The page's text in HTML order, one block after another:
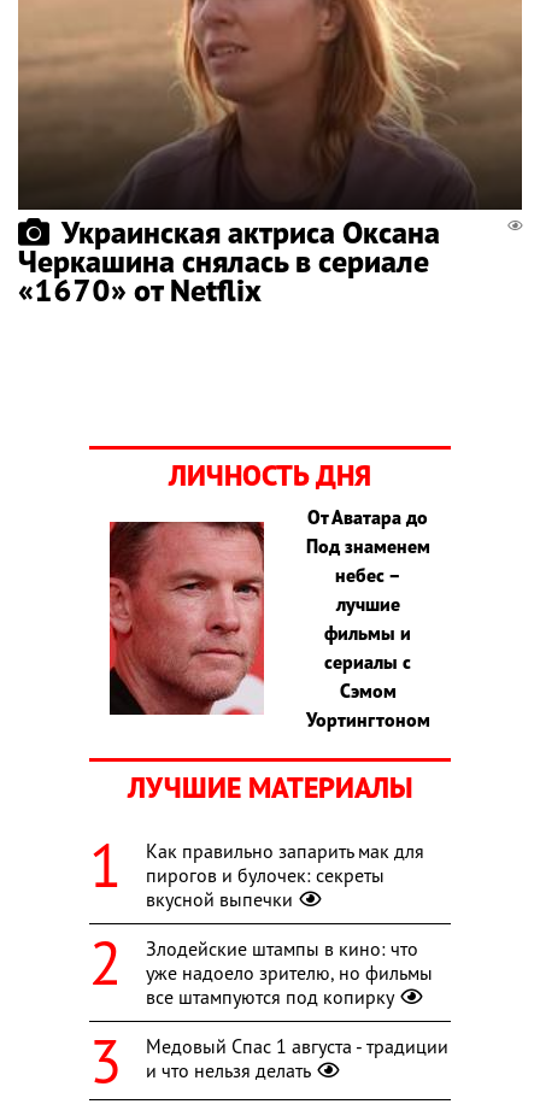
Украинская актриса Оксана
Черкашина снялась в сериале
«1670» от Netflix
ЛИЧНОСТЬ ДНЯ
От Аватара до
Под знаменем
небес –
лучшие
фильмы и
сериалы с
Сэмом
Уортингтоном
ЛУЧШИЕ МАТЕРИАЛЫ
Как правильно запарить мак для
пирогов и булочек: секреты
вкусной выпечки
Злодейские штампы в кино: что
уже надоело зрителю, но фильмы
все штампуются под копирку
Медовый Спас 1 августа - традиции
и что нельзя делать